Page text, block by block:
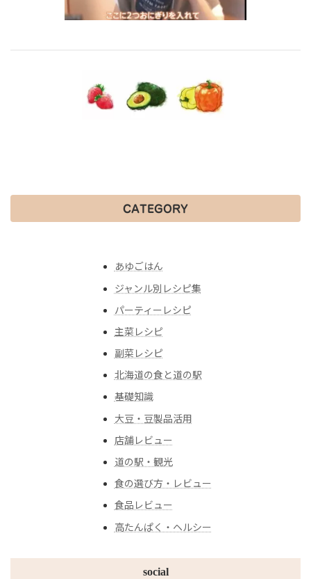
CATEGORY
あゆごはん
ジャンル別レシピ集
パーティーレシピ
主菜レシピ
副菜レシピ
北海道の食と道の駅
基礎知識
大豆・豆製品活用
店舗レビュー
道の駅・観光
食の選び方・レビュー
食品レビュー
高たんぱく・ヘルシー
social